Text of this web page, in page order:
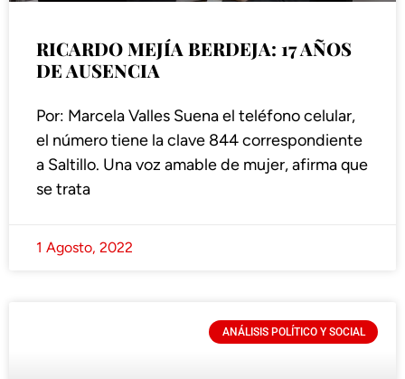
RICARDO MEJÍA BERDEJA: 17 AÑOS
DE AUSENCIA
Por: Marcela Valles Suena el teléfono celular,
el número tiene la clave 844 correspondiente
a Saltillo. Una voz amable de mujer, afirma que
se trata
1 Agosto, 2022
ANÁLISIS POLÍTICO Y SOCIAL